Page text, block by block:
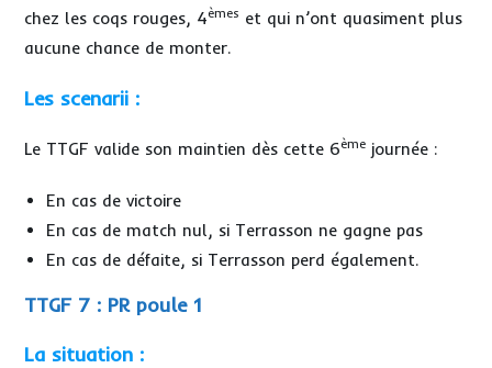
chez les coqs rouges, 4èmes et qui n’ont quasiment plus
aucune chance de monter.
Les scenarii :
Le TTGF valide son maintien dès cette 6ème journée :
En cas de victoire
En cas de match nul, si Terrasson ne gagne pas
En cas de défaite, si Terrasson perd également.
TTGF 7 : PR poule 1
La situation :